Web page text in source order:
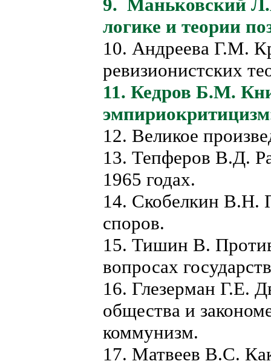
9. Маньковский
логике и теории
10. Андреева Г.М.
ревизионистских
11. Кедров Б.М.
12. Великое
13. Тепферов В.Д.
1965 годах.
14. Скобелкин В.Н.
споров.
15. Тишин В.
вопросах
16. Глезерман Г.Е.
общества и
коммунизм.
17. Матвеев В.С.